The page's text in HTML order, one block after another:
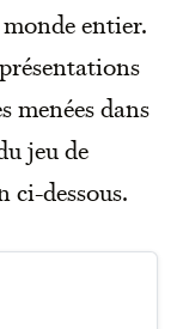
entier.
menées dans
jeu de
ci-dessous.